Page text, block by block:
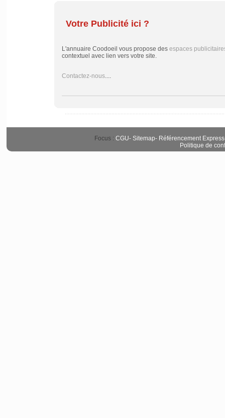
Votre Publicité ici ?
L'annuaire Coodoeil vous propose des espaces
contextuel avec lien vers votre site.
Contactez-nous....
Focus : CGU- Sitemap- Référencement Express
Politique de